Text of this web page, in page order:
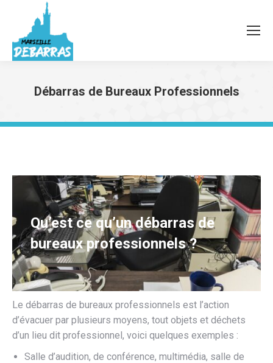
Débarras de Bureaux Professionnels
Qu’est ce qu’un débarras de
bureaux professionnels ?
Le débarras de bureaux professionnels est l’action
d’évacuer par plusieurs moyens, tout objets et déchets
d’un lieu dit professionnel, voici quelques exemples :
Salle d’audition, de conférence, multimédia, salle de